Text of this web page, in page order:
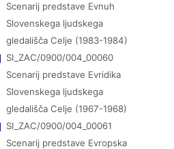
Scenarij predstave Evnuh
Slovenskega ljudskega
gledališča Celje (1983-1984)
SI_ZAC/0900/004_00060
Scenarij predstave Evridika
Slovenskega ljudskega
gledališča Celje (1967-1968)
SI_ZAC/0900/004_00061
Scenarij predstave Evropska